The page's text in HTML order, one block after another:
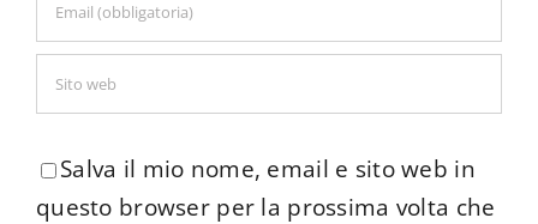
Salva il mio nome, email e sito web in
questo browser per la prossima volta che